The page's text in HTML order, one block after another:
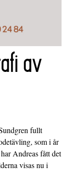
av
fullt
som i år
Andreas fått det
visas nu i